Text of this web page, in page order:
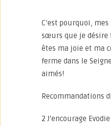
C’est pourquoi,
sœurs que je désire
êtes ma joie et ma
ferme dans le
aimés!
Recommandations
2 J’encourage